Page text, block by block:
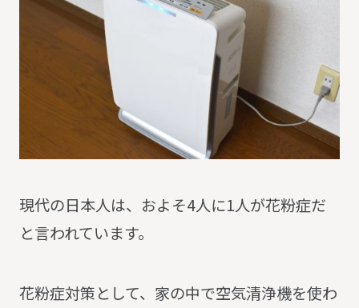
現代の日本人は、およそ4人に1人が花粉症だ
と言われています。
花粉症対策として、家の中で空気清浄機を使わ